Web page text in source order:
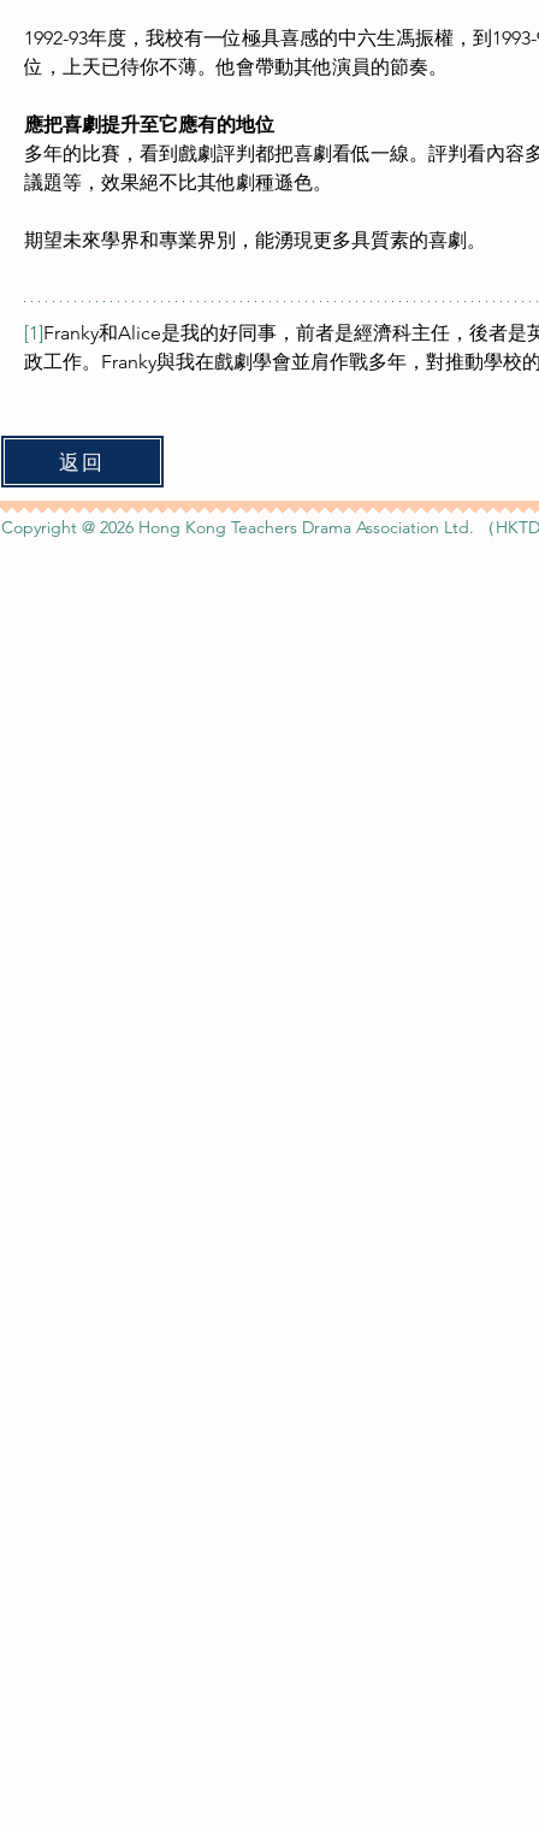
1992-93年度，我校有一位極具喜感的中六生馮振權，到
位，上天已待你不薄。他會帶動其他演員的節奏。
應把喜劇提升至它應有的地位
多年的比賽，看到戲劇評判都把喜劇看低一線。評判看內
議題等，效果絕不比其他劇種遜色。
期望未來學界和專業界別，能湧現更多具質素的喜劇。
[1]Franky和Alice是我的好同事，前者是經濟科主任，後者
政工作。Franky與我在戲劇學會並肩作戰多年，對推動學校
返回
Copyright @ 2026 Hong Kong Teachers Drama Association Ltd. （